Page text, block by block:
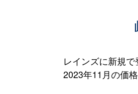
レインズに新規
2023年11月の価